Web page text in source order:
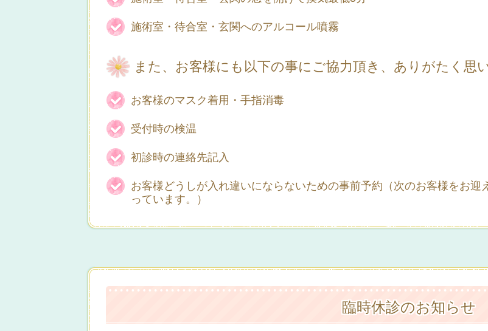
施術室・待合室・玄関へのアルコール噴霧
また、お客様にも以下の事にご協力頂き、ありがたく思
お客様のマスク着用・手指消毒
受付時の検温
初診時の連絡先記入
お客様どうしが入れ違いにならないための事前予約（次のお客様をお
っています。）
臨時休診のお知らせ